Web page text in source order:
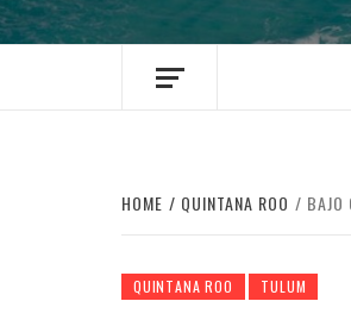
HOME QUINTANA ROO BAJO
QUINTANA ROO TULUM